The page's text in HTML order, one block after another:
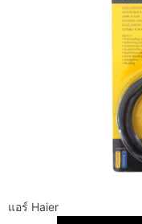
แอร์ Haier